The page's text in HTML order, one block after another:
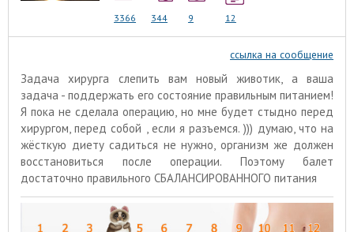
3366 344 9 12
ссылка на сообщение
Задача хирурга слепить вам новый животик, а ваша
задача - поддержать его состояние правильным питанием!
Я пока не сделала операцию, но мне будет стыдно перед
хирургом, перед собой , если я разъемся. ))) думаю, что на
жёсткую диету садиться не нужно, организм же должен
восстановиться после операции. Поэтому балет
достаточно правильного СБАЛАНСИРОВАННОГО питания